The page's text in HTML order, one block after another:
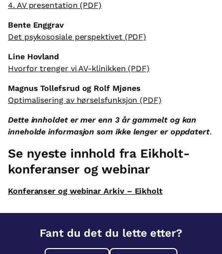
4. AV presentation (PDF)
Bente Enggrav
Det psykososiale perspektivet (PDF)
Line Hovland
Hvorfor trenger vi AV-klinikken (PDF)
Magnus Tollefsrud og Rolf Mjønes
Optimalisering av hørselsfunksjon (PDF)
Dette innholdet er mer enn 3 år gammelt og kan
inneholde informasjon som ikke lenger er oppdatert.
Se nyeste innhold fra Eikholt-
konferanser og webinar
Konferanser og webinar Arkiv – Eikholt
Fant du det du lette etter?